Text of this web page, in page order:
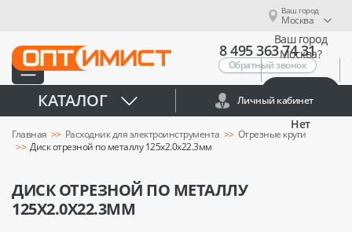
Ваш город
Москва
Ваш город
Москва?
Нет
8 495 363 74 31
Обратный звонок
КАТАЛОГ Личный кабинет
Главная Расходник для электроинструмента
Отрезные круги
Диск отрезной по металлу 125х2.0х22.3мм
ДИСК ОТРЕЗНОЙ ПО МЕТАЛЛУ
125Х2.0Х22.3ММ